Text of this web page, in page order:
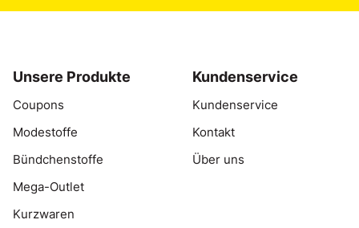
Unsere Produkte
Coupons
Modestoffe
Bündchenstoffe
Mega-Outlet
Kurzwaren
Kundenservice
Kundenservice
Kontakt
Über uns